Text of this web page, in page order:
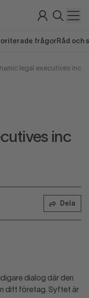
frågor Råd och
legal executives inc
inc
Dela
dialog där den
ditt företag. Syftet är